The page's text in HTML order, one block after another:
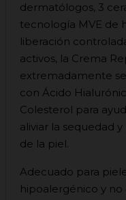
dermatólogos, 3
tecnología MVE de
liberación
activos, la Crema
extremadamente
con Ácido
Colesterol para
aliviar la sequedad
de la piel.
Adecuado para
hipoalergénico y no